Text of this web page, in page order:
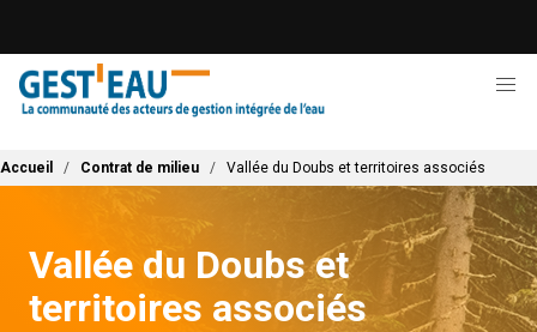
contenu
principal
Fil d'Ariane
Accueil Contrat de milieu Vallée du Doubs et territoires associés
Vallée du Doubs et
territoires associés